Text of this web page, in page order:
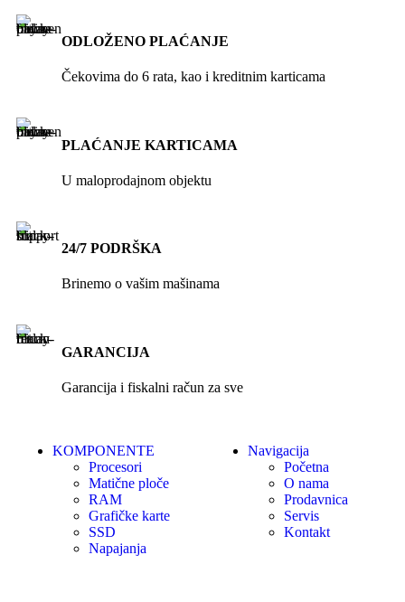
ODLOŽENO PLAĆANJE
Čekovima do 6 rata, kao i kreditnim karticama
PLAĆANJE KARTICAMA
U maloprodajnom objektu
24/7 PODRŠKA
Brinemo o vašim mašinama
GARANCIJA
Garancija i fiskalni račun za sve
KOMPONENTE
Procesori
Matične ploče
RAM
Grafičke karte
SSD
Napajanja
Navigacija
Početna
O nama
Prodavnica
Servis
Kontakt